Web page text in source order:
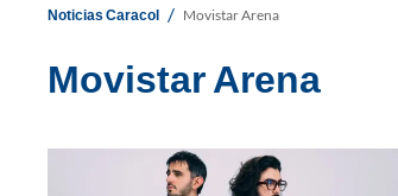
Noticias Caracol / Movistar Arena
Movistar Arena